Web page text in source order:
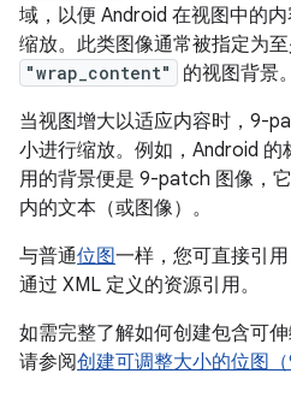
域，以便 Android 在视图中的
缩放。此类图像通常被指定为
"wrap_content"
的视图背景。
当视图增大以适应内容时，9-
小进行缩放。例如，Android 的
用的背景便是 9-patch 图像，
内的文本（或图像）。
与普通位图一样，您可直接引
通过 XML 定义的资源引用。
如需完整了解如何创建包含可
请参阅创建可调整大小的位图